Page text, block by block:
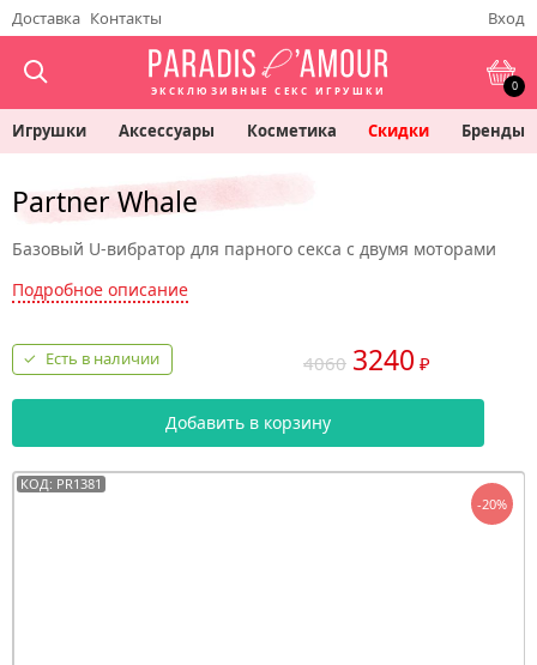
Доставка Контакты Вход
ЭКСКЛЮЗИВНЫЕ СЕКС ИГРУШКИ 0
Игрушки Аксессуары Косметика Скидки Бренды
Partner Whale
Базовый U-вибратор для парного секса с двумя моторами
Подробное описание
4060 3240 ₽
Есть в наличии
Добавить в корзину
КОД: PR1381
-20%